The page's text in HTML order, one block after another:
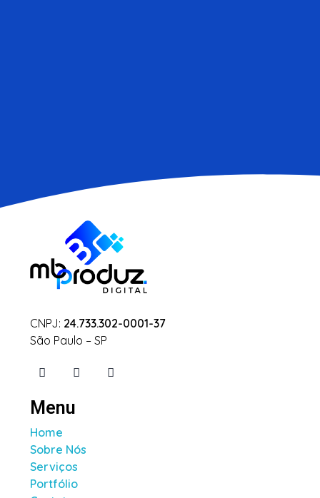
CNPJ: 24.733.302-0001-37
São Paulo – SP
Menu
Home
Sobre Nós
Serviços
Portfólio